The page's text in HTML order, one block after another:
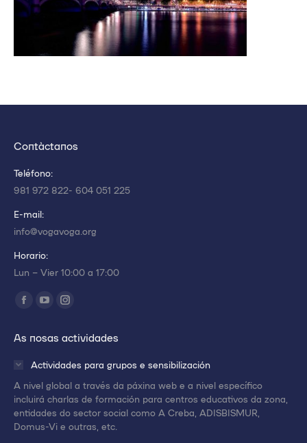
Contáctanos
Teléfono:
981 972 822- 604 051 225
E-mail:
info@vogavoga.org
Horario:
Lun – Vier 10:00 a 17:00
Encuéntranos en:
Abrir
en
una
ventana/pestaña
Abrir
en
una
ventana/pestaña
Abrir
en
una
ventana/pestaña
As nosas actividades
Actividades para grupos e sensibilización
A nivel global a través da páxina web e a nivel específico
incluirá charlas de formación para centros educativos da zona,
entidades do sector social como A Creba, ADISBISMUR,
Domus-Vi e outras, etc.